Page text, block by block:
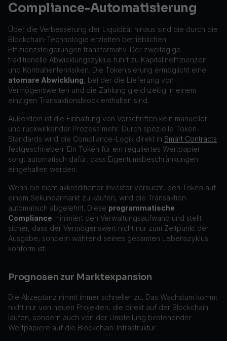
Compliance-Automatisierung
Über die Verbesserung der Liquidität hinaus sind die durch die
Blockchain-Technologie erzielten betrieblichen
Effizienzsteigerungen transformativ. Der zweitägige
traditionelle Abwicklungszyklus führt zu Kapitalineffizienzen
und Kontrahentenrisiken. Die Tokenisierung ermöglicht eine
atomare Abwicklung, bei der die Lieferung von
Vermögenswerten und die Zahlung gleichzeitig in einem
einzigen Transaktionsblock enthalten sind.
Außerdem ist die Einhaltung von Vorschriften kein manueller
und rückwirkender Prozess mehr. Durch spezielle Token-
Standards wird die Compliance-Logik direkt in Smart Contracts
festgeschrieben. Ein Token für ein reguliertes Wertpapier
sorgt automatisch dafür, dass Eigentumsbeschränkungen
eingehalten werden.
Wenn ein nicht akkreditierter Investor versucht, den Token auf
einem Sekundärmarkt zu kaufen, wird die Transaktion
automatisch abgelehnt. Diese programmatische
Compliance minimiert den Verwaltungsaufwand und stellt
sicher, dass der Vermögenswert nicht nur zum Zeitpunkt der
Ausgabe, sondern während seines gesamten Lebenszyklus
konform ist.
Prognosen zur Marktexpansion
Die Akzeptanz nimmt immer schneller zu. Das Wachstum kommt
nicht nur von neuen Projekten, die direkt auf der Blockchain
laufen, sondern auch von der Umstellung bestehender
Wertpapiere auf die Blockchain-Infrastruktur.